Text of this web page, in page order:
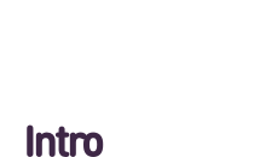
Intro